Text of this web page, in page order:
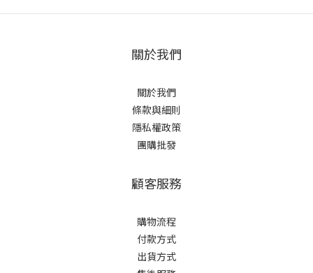
關於我們
關於我們
條款與細則
隱私權政策
團購批發
顧客服務
購物流程
付款方式
出貨方式